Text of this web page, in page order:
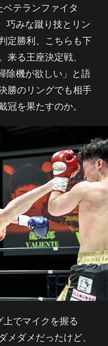
テランファイタ
巧みな蹴り技とリン
定勝利、こちらも下
る王座決定戦、
除機が欲しい」と語
勝のリングでも相手
を果たすのか。
でマイクを握る
ダメだったけど、